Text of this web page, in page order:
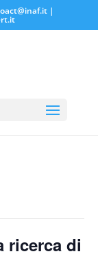
|
ricerca di